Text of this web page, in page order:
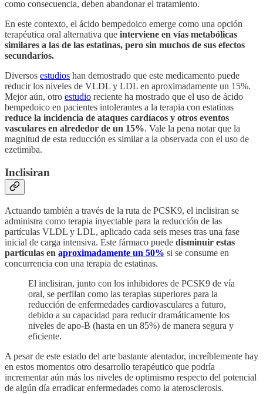
como consecuencia, deben abandonar el tratamiento.
En este contexto, el ácido bempedoico emerge como una opción
terapéutica oral alternativa que interviene en vías metabólicas
similares a las de las estatinas, pero sin muchos de sus efectos
secundarios.
Diversos estudios han demostrado que este medicamento puede
reducir los niveles de VLDL y LDL en aproximadamente un 15%.
Mejor aún, otro estudio reciente ha mostrado que el uso de ácido
bempedoico en pacientes intolerantes a la terapia con estatinas
reduce la incidencia de ataques cardíacos y otros eventos
vasculares en alrededor de un 15%. Vale la pena notar que la
magnitud de esta reducción es similar a la observada con el uso de
ezetimiba.
Inclisiran
Actuando también a través de la ruta de PCSK9, el inclisiran se
administra como terapia inyectable para la reducción de las
partículas VLDL y LDL, aplicado cada seis meses tras una fase
inicial de carga intensiva. Este fármaco puede disminuir estas
partículas en aproximadamente un 50% si se consume en
concurrencia con una terapia de estatinas.
El inclisiran, junto con los inhibidores de PCSK9 de vía
oral, se perfilan como las terapias superiores para la
reducción de enfermedades cardiovasculares a futuro,
debido a su capacidad para reducir dramáticamente los
niveles de apo-B (hasta en un 85%) de manera segura y
eficiente.
A pesar de este estado del arte bastante alentador, increíblemente hay
en estos momentos otro desarrollo terapéutico que podría
incrementar aún más los niveles de optimismo respecto del potencial
de algún día erradicar enfermedades como la aterosclerosis.